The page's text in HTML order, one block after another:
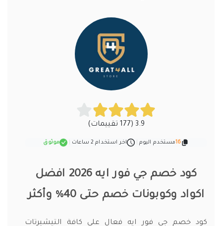
3.9 (177 تقييمات)
16مستخدم اليوم اخر استخدام 2 ساعات موثوق
كود خصم جي فور ايه
2026 افضل
اكواد وكوبونات خصم حتى 40% وأكثر
كود خصم جي فور ايه فعال على كافة التيشيرتات